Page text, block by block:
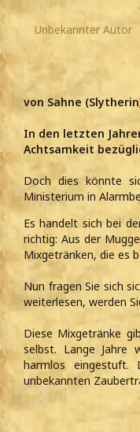
Unbekannter Autor
von Sahne
In den letzten
Achtsamkeit
Doch dies könnte
Ministerium in
Es handelt sich bei
richtig: Aus der
Mixgetränken, die es
Nun fragen Sie sich
weiterlesen, werden
Diese Mixgetränke
selbst. Lange Jahre
harmlos eingestuft.
unbekannten